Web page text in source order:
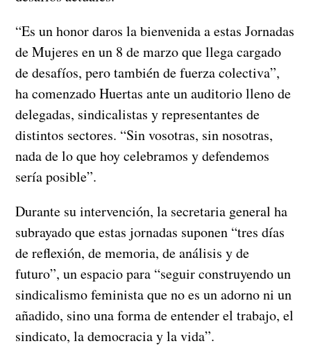
“Es un honor daros la bienvenida a estas Jornadas
de Mujeres en un 8 de marzo que llega cargado
de desafíos, pero también de fuerza colectiva”,
ha comenzado Huertas ante un auditorio lleno de
delegadas, sindicalistas y representantes de
distintos sectores. “Sin vosotras, sin nosotras,
nada de lo que hoy celebramos y defendemos
sería posible”.
Durante su intervención, la secretaria general ha
subrayado que estas jornadas suponen “tres días
de reflexión, de memoria, de análisis y de
futuro”, un espacio para “seguir construyendo un
sindicalismo feminista que no es un adorno ni un
añadido, sino una forma de entender el trabajo, el
sindicato, la democracia y la vida”.